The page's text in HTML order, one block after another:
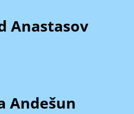
Anastasov
Andešun